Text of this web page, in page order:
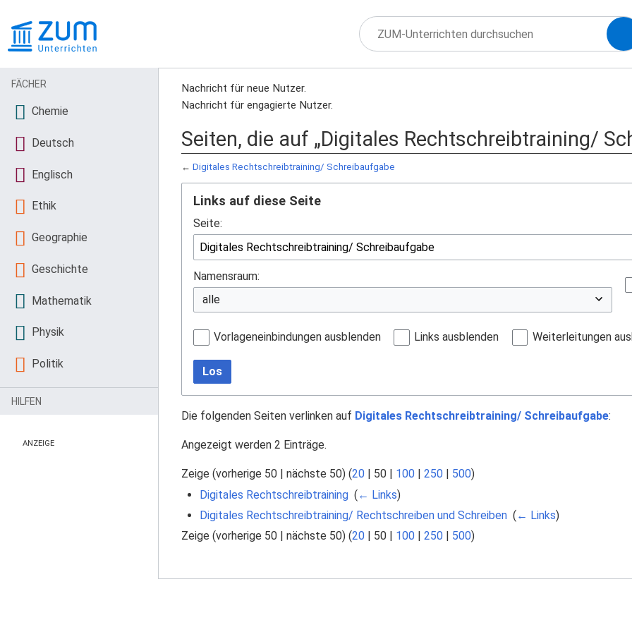
Nachricht für neue Nutzer.
Nachricht für engagierte Nutzer.
Seiten, die auf „Digitales Rechtschreibtraining/
← Digitales Rechtschreibtraining/ Schreibaufgabe
Links auf diese Seite
Seite:
Namensraum:
Vorlageneinbindungen ausblenden Links ausblenden Weiterleitungen
Los
Die folgenden Seiten verlinken auf Digitales Rechtschreibtraining/ Schreibaufgabe:
Angezeigt werden 2 Einträge.
Zeige (vorherige 50 | nächste 50) (20 | 50 | 100 | 250 | 500)
Digitales Rechtschreibtraining‎ (← Links)
Digitales Rechtschreibtraining/ Rechtschreiben und Schreiben‎ (← Links)
Zeige (vorherige 50 | nächste 50) (20 | 50 | 100 | 250 | 500)
FÄCHER
Chemie
Deutsch
Englisch
Ethik
Geographie
Geschichte
Mathematik
Physik
Politik
HILFEN
ANZEIGE